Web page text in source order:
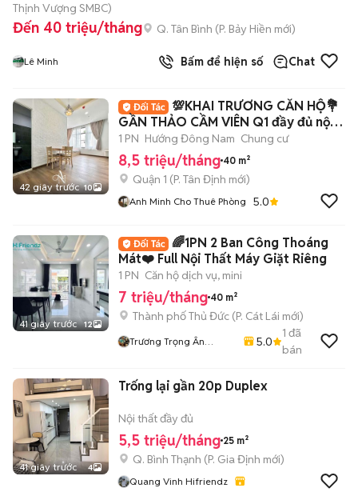
Thịnh Vượng SMBC)
Đến 40 triệu/tháng Q. Tân Bình (P. Bảy Hiền mới)
Lê Minh Bấm để hiện số Chat
42 giây trước 10
💯KHAI TRƯƠNG CĂN HỘ💐
GẦN THẢO CẦM VIÊN Q1 đầy đủ nội
thất
1 PN Hướng Đông Nam Chung cư
8,5 triệu/tháng 40 m²
Quận 1 (P. Tân Định mới)
Anh Minh Cho Thuê Phòng 5.0
41 giây trước 12
🌈1PN 2 Ban Công Thoáng
Mát❤️ Full Nội Thất Máy Giặt Riêng
1 PN Căn hộ dịch vụ, mini
7 triệu/tháng 40 m²
Thành phố Thủ Đức (P. Cát Lái mới)
Trương Trọng Ân
5.0
1 đã
bán
41 giây trước 4
Trống lại gần 20p Duplex
Nội thất đầy đủ
5,5 triệu/tháng 25 m²
Q. Bình Thạnh (P. Gia Định mới)
Quang Vinh Hifriendz